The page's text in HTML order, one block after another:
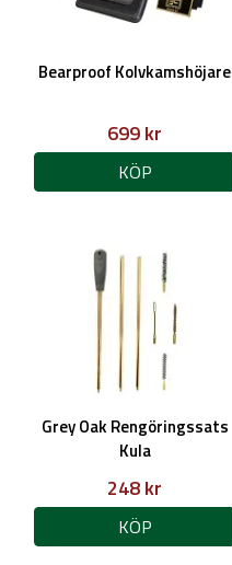
Bearproof Kolvkamshöjare
699 kr
KÖP
Grey Oak Rengöringssats
Kula
248 kr
KÖP